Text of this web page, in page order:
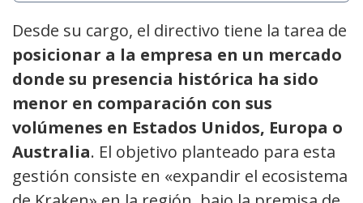
Desde su cargo, el directivo tiene la tarea de
posicionar a la empresa en un mercado
donde su presencia histórica ha sido
menor en comparación con sus
volúmenes en Estados Unidos, Europa o
Australia. El objetivo planteado para esta
gestión consiste en «expandir el ecosistema